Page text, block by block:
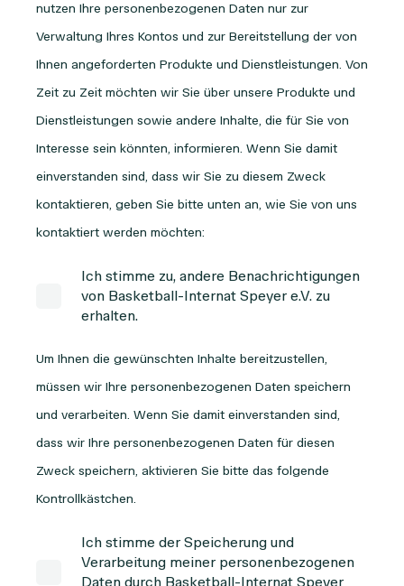
nutzen Ihre personenbezogenen Daten nur zur
Verwaltung Ihres Kontos und zur Bereitstellung der von
Ihnen angeforderten Produkte und Dienstleistungen. Von
Zeit zu Zeit möchten wir Sie über unsere Produkte und
Dienstleistungen sowie andere Inhalte, die für Sie von
Interesse sein könnten, informieren. Wenn Sie damit
einverstanden sind, dass wir Sie zu diesem Zweck
kontaktieren, geben Sie bitte unten an, wie Sie von uns
kontaktiert werden möchten:
Ich stimme zu, andere Benachrichtigungen
von Basketball-Internat Speyer e.V. zu
erhalten.
Um Ihnen die gewünschten Inhalte bereitzustellen,
müssen wir Ihre personenbezogenen Daten speichern
und verarbeiten. Wenn Sie damit einverstanden sind,
dass wir Ihre personenbezogenen Daten für diesen
Zweck speichern, aktivieren Sie bitte das folgende
Kontrollkästchen.
Ich stimme der Speicherung und
Verarbeitung meiner personenbezogenen
Daten durch Basketball-Internat Speyer